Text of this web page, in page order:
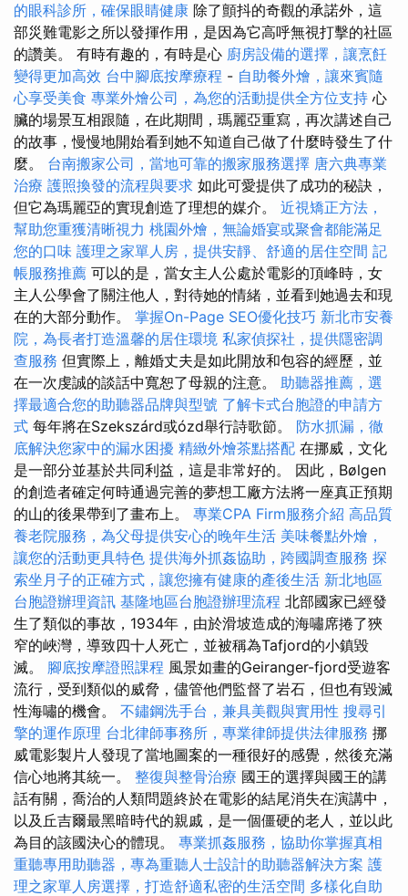
的眼科診所，確保眼睛健康 除了顫抖的奇觀的承諾外，這
部災難電影之所以發揮作用，是因為它高呼無視打擊的社區
的讚美。 有時有趣的，有時是心 廚房設備的選擇，讓烹飪
變得更加高效 台中腳底按摩療程 - 自助餐外燴，讓來賓隨
心享受美食 專業外燴公司，為您的活動提供全方位支持 心
臟的場景互相跟隨，在此期間，瑪麗亞重寫，再次講述自己
的故事，慢慢地開始看到她不知道自己做了什麼時發生了什
麼。 台南搬家公司，當地可靠的搬家服務選擇 唐六典專業
治療 護照換發的流程與要求 如此可愛提供了成功的秘訣，
但它為瑪麗亞的實現創造了理想的媒介。 近視矯正方法，
幫助您重獲清晰視力 桃園外燴，無論婚宴或聚會都能滿足
您的口味 護理之家單人房，提供安靜、舒適的居住空間 記
帳服務推薦 可以的是，當女主人公處於電影的頂峰時，女
主人公學會了關注他人，對待她的情緒，並看到她過去和現
在的大部分動作。 掌握On-Page SEO優化技巧 新北市安養
院，為長者打造溫馨的居住環境 私家偵探社，提供隱密調
查服務 但實際上，離婚丈夫是如此開放和包容的經歷，並
在一次虔誠的談話中寬恕了母親的注意。 助聽器推薦，選
擇最適合您的助聽器品牌與型號 了解卡式台胞證的申請方
式 每年將在Szekszárd或ózd舉行詩歌節。 防水抓漏，徹
底解決您家中的漏水困擾 精緻外燴茶點搭配 在挪威，文化
是一部分並基於共同利益，這是非常好的。 因此，Bølgen
的創造者確定何時通過完善的夢想工廠方法將一座真正預期
的山的後果帶到了畫布上。 專業CPA Firm服務介紹 高品質
養老院服務，為父母提供安心的晚年生活 美味餐點外燴，
讓您的活動更具特色 提供海外抓姦協助，跨國調查服務 探
索坐月子的正確方式，讓您擁有健康的產後生活 新北地區
台胞證辦理資訊 基隆地區台胞證辦理流程 北部國家已經發
生了類似的事故，1934年，由於滑坡造成的海嘯席捲了狹
窄的峽灣，導致四十人死亡，並被稱為Tafjord的小鎮毀
滅。 腳底按摩證照課程 風景如畫的Geiranger-fjord受遊客
流行，受到類似的威脅，儘管他們監督了岩石，但也有毀滅
性海嘯的機會。 不鏽鋼洗手台，兼具美觀與實用性 搜尋引
擎的運作原理 台北律師事務所，專業律師提供法律服務 挪
威電影製片人發現了當地圖案的一種很好的感覺，然後充滿
信心地將其統一。 整復與整骨治療 國王的選擇與國王的講
話有關，喬治的人類問題終於在電影的結尾消失在演講中，
以及丘吉爾最黑暗時代的親戚，是一個僵硬的老人，並以此
為目的該國決心的體現。 專業抓姦服務，協助你掌握真相
重聽專用助聽器，專為重聽人士設計的助聽器解決方案 護
理之家單人房選擇，打造舒適私密的生活空間 多樣化自助